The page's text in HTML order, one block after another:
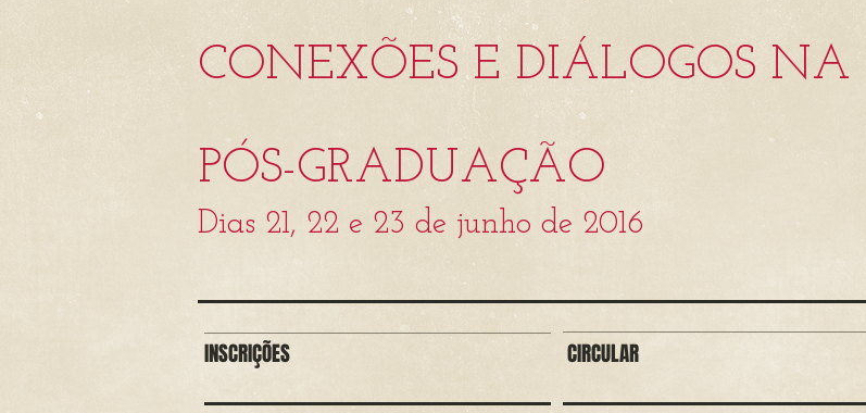
CONEXÕES E DIÁLOGOS NA
PÓS-GRADUAÇÃO
Dias 21, 22 e 23 de junho de 2016
INSCRIÇÕES CIRCULAR